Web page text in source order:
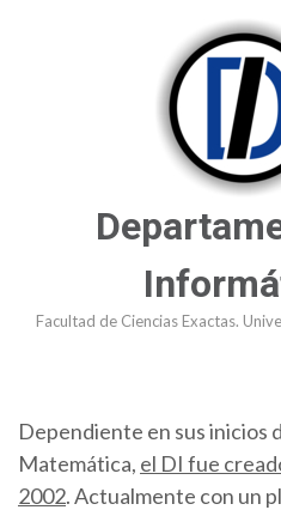
Facultad de Ciencias Exactas.
Dependiente en sus inicios
Matemática, el DI fue
2002. Actualmente con un